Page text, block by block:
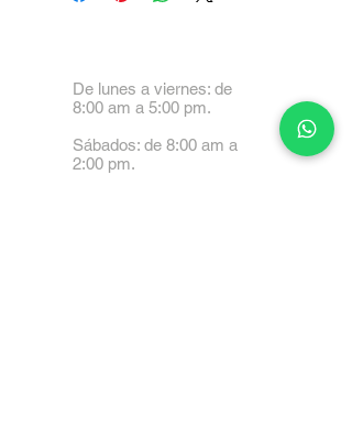
De lunes a viernes: de
8:00 am a 5:00 pm.
Sábados: de 8:00 am a
2:00 pm.